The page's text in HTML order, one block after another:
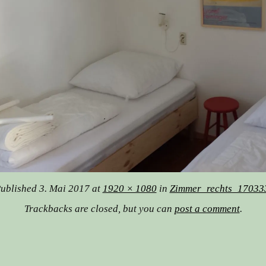
3. Mai 2017at 1920 × 1080in
Trackbacks are closed, but you can post a comment.